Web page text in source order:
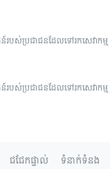
របស់ប្រជាជនដែលទៅរកសេវាក
របស់ប្រជាជនដែលទៅរកសេវាក
ជជែកផ្ទាល់ ទំនាក់ទំនង